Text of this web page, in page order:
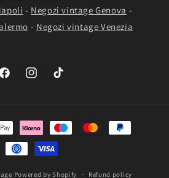
- Negozi vintage Genova -
- Negozi vintage Venezia
FacebookInstagramTikTok
Powered by Shopify Refund policy